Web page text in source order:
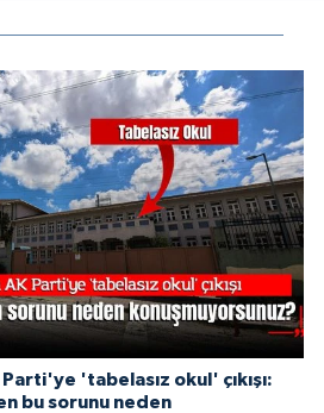
'tabelasız okul' çıkışı:
bu sorunu neden